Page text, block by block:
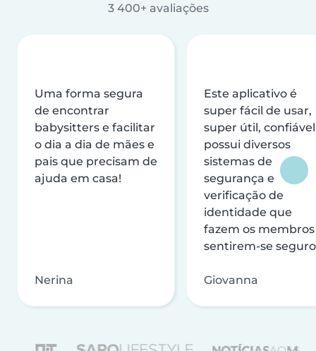
3 400+ avaliações
Uma forma segura
de encontrar
babysitters e facilitar
o dia a dia de mães e
pais que precisam de
ajuda em casa!
Nerina
Este aplicativo é
super fácil de usar,
super útil,
possui diversos
sistemas de
segurança e
verificação de
identidade que
fazem os membros
sentirem-se
Giovanna